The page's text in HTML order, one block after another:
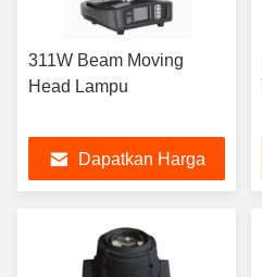
311W Beam Moving
Head Lampu
Dapatkan Harga